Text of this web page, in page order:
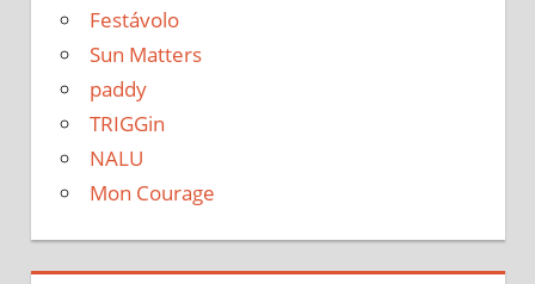
Festávolo
Sun Matters
paddy
TRIGGin
NALU
Mon Courage